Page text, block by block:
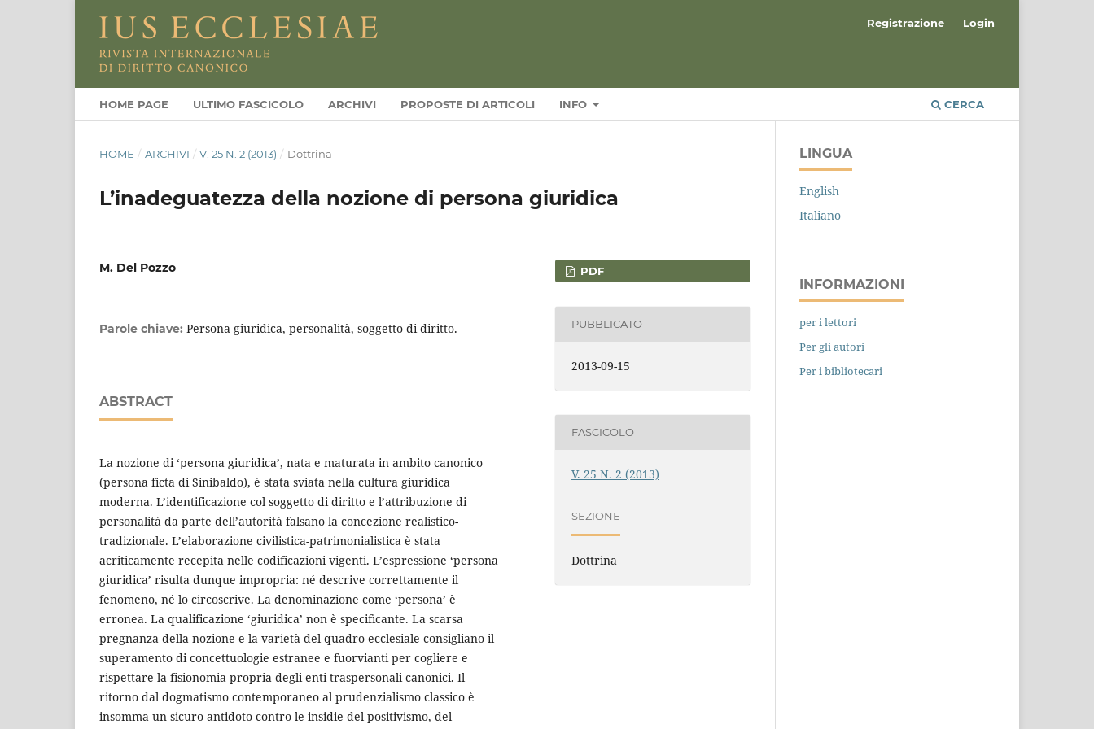
HOME PAGE ULTIMO FASCICOLO ARCHIVI PROPOSTE DI ARTICOLI INFO CERCA
Registrazione Login
HOME / ARCHIVI / V. 25 N. 2 (2013) / Dottrina
L’inadeguatezza della nozione di persona giuridica
M. Del Pozzo
Parole chiave: Persona giuridica, personalità, soggetto di diritto.
ABSTRACT
La nozione di ‘persona giuridica’, nata e maturata in ambito canonico
(persona ficta di Sinibaldo), è stata sviata nella cultura giuridica
moderna. L’identificazione col soggetto di diritto e l’attribuzione di
personalità da parte dell’autorità falsano la concezione realistico-
tradizionale. L’elaborazione civilistica-patrimonialistica è stata
acriticamente recepita nelle codificazioni vigenti. L’espressione ‘persona
giuridica’ risulta dunque impropria: né descrive correttamente il
fenomeno, né lo circoscrive. La denominazione come ‘persona’ è
erronea. La qualificazione ‘giuridica’ non è specificante. La scarsa
pregnanza della nozione e la varietà del quadro ecclesiale consigliano il
superamento di concettuologie estranee e fuorvianti per cogliere e
rispettare la fisionomia propria degli enti traspersonali canonici. Il
ritorno dal dogmatismo contemporaneo al prudenzialismo classico è
insomma un sicuro antidoto contro le insidie del positivismo, del
PDF
PUBBLICATO
2013-09-15
FASCICOLO
V. 25 N. 2 (2013)
SEZIONE
Dottrina
LINGUA
English
Italiano
INFORMAZIONI
per i lettori
Per gli autori
Per i bibliotecari